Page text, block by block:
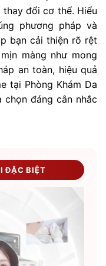
đổi cơ thể. Hiểu
phương pháp và
bạn cải thiện rõ rệt
màng như mong
an toàn, hiệu quả
tại Phòng Khám Da
chọn đáng cân nhắc
ĐẶC BIỆT